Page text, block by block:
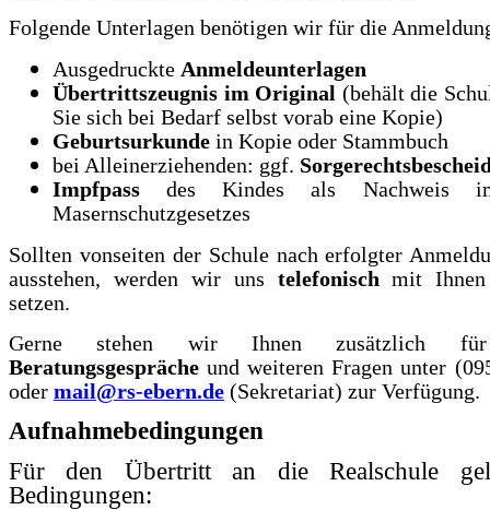
Folgende Unterlagen benötigen wir für die
Ausgedruckte Anmeldeunterlagen
Übertrittszeugnis im Original (behält die
Sie sich bei Bedarf selbst vorab eine Kopie)
Geburtsurkunde in Kopie oder Stammbuch
bei Alleinerziehenden: ggf.
Impfpass des Kindes als Nachweis
Masernschutzgesetzes
Sollten vonseiten der Schule nach erfolgter
ausstehen, werden wir uns telefonisch mit
setzen.
Gerne stehen wir Ihnen zusätzlich
Beratungsgespräche und weiteren Fragen unter
oder mail@rs-ebern.de (Sekretariat) zur Verfügung.
Aufnahmebedingungen
Für den Übertritt an die Realschule
Bedingungen: